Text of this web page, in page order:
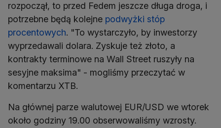
rozpoczął, to przed Fedem jeszcze długa droga, i
potrzebne będą kolejne podwyżki stóp
procentowych. "To wystarczyło, by inwestorzy
wyprzedawali dolara. Zyskuje też złoto, a
kontrakty terminowe na Wall Street ruszyły na
sesyjne maksima" - mogliśmy przeczytać w
komentarzu XTB.
Na głównej parze walutowej EUR/USD we wtorek
około godziny 19.00 obserwowaliśmy wzrosty.